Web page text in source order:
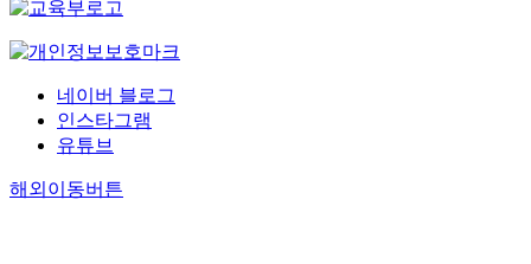
네이버 블로그
인스타그램
유튜브
해외이동버튼